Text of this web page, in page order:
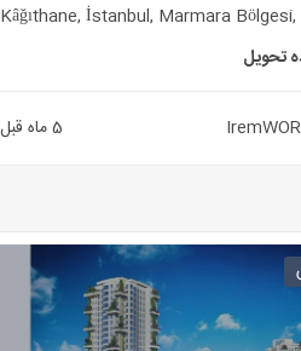
Kâğıthane, İstanbul, Marmara
تحویل
5 ماه قبل